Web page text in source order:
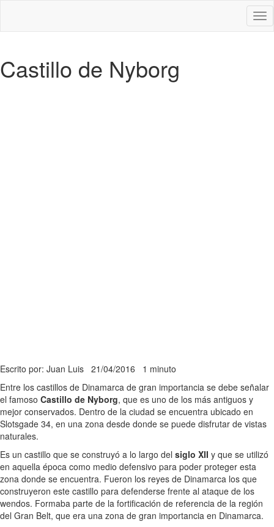
Castillo de Nyborg
Escrito por: Juan Luis 21/04/2016 1 minuto
Entre los castillos de Dinamarca de gran importancia se debe señalar
el famoso Castillo de Nyborg, que es uno de los más antiguos y
mejor conservados. Dentro de la ciudad se encuentra ubicado en
Slotsgade 34, en una zona desde donde se puede disfrutar de vistas
naturales.
Es un castillo que se construyó a lo largo del siglo XII y que se utilizó
en aquella época como medio defensivo para poder proteger esta
zona donde se encuentra. Fueron los reyes de Dinamarca los que
construyeron este castillo para defenderse frente al ataque de los
wendos. Formaba parte de la fortificación de referencia de la región
del Gran Belt, que era una zona de gran importancia en Dinamarca.